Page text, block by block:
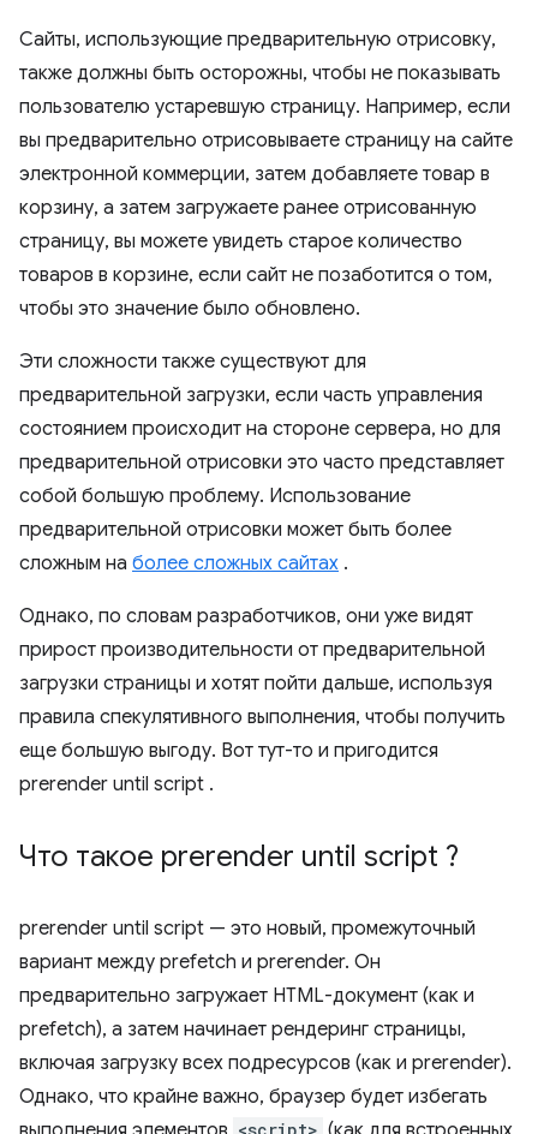
Сайты, использующие предварительную отрисовку,
также должны быть осторожны, чтобы не показывать
пользователю устаревшую страницу. Например, если
вы предварительно отрисовываете страницу на сайте
электронной коммерции, затем добавляете товар в
корзину, а затем загружаете ранее отрисованную
страницу, вы можете увидеть старое количество
товаров в корзине, если сайт не позаботится о том,
чтобы это значение было обновлено.
Эти сложности также существуют для
предварительной загрузки, если часть управления
состоянием происходит на стороне сервера, но для
предварительной отрисовки это часто представляет
собой большую проблему. Использование
предварительной отрисовки может быть более
сложным на более сложных сайтах .
Однако, по словам разработчиков, они уже видят
прирост производительности от предварительной
загрузки страницы и хотят пойти дальше, используя
правила спекулятивного выполнения, чтобы получить
еще большую выгоду. Вот тут-то и пригодится
prerender until script .
Что такое prerender until script ?
prerender until script — это новый, промежуточный
вариант между prefetch и prerender. Он
предварительно загружает HTML-документ (как и
prefetch), а затем начинает рендеринг страницы,
включая загрузку всех подресурсов (как и prerender).
Однако, что крайне важно, браузер будет избегать